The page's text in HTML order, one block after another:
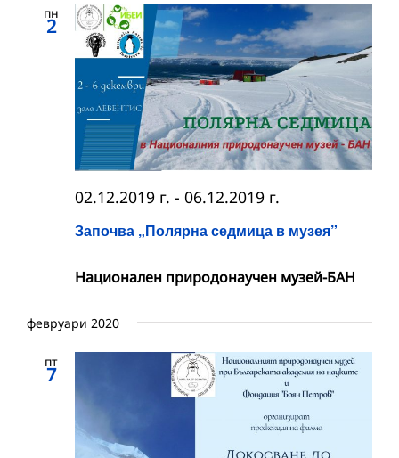
пн
2
Започва „Полярна седмица в музея”
02.12.2019 г. - 06.12.2019 г.
Национален природонаучен музей-БАН
февруари 2020
пт
7